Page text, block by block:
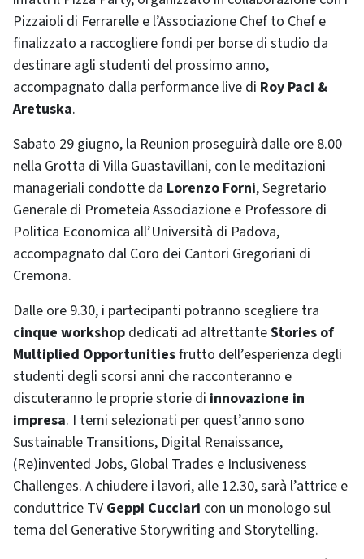
Pizzaioli di Ferrarelle e l’Associazione Chef to Chef e
finalizzato a raccogliere fondi per borse di studio da
destinare agli studenti del prossimo anno,
accompagnato dalla performance live di Roy Paci &
Aretuska.
Sabato 29 giugno, la Reunion proseguirà dalle ore 8.00
nella Grotta di Villa Guastavillani, con le meditazioni
manageriali condotte da Lorenzo Forni, Segretario
Generale di Prometeia Associazione e Professore di
Politica Economica all’Università di Padova,
accompagnato dal Coro dei Cantori Gregoriani di
Cremona.
Dalle ore 9.30, i partecipanti potranno scegliere tra
cinque workshop dedicati ad altrettanteStories of
Multiplied Opportunitiesfrutto dell’esperienza degli
studenti degli scorsi anni che racconteranno e
discuteranno le proprie storie di innovazione in
impresa. I temi selezionati per quest’anno sono
Sustainable Transitions, Digital Renaissance,
(Re)invented Jobs, Global Trades e Inclusiveness
Challenges. A chiudere i lavori, alle 12.30, sarà l’attrice e
conduttrice TVGeppi Cucciari con un monologo sul
tema del Generative Storywriting and Storytelling.